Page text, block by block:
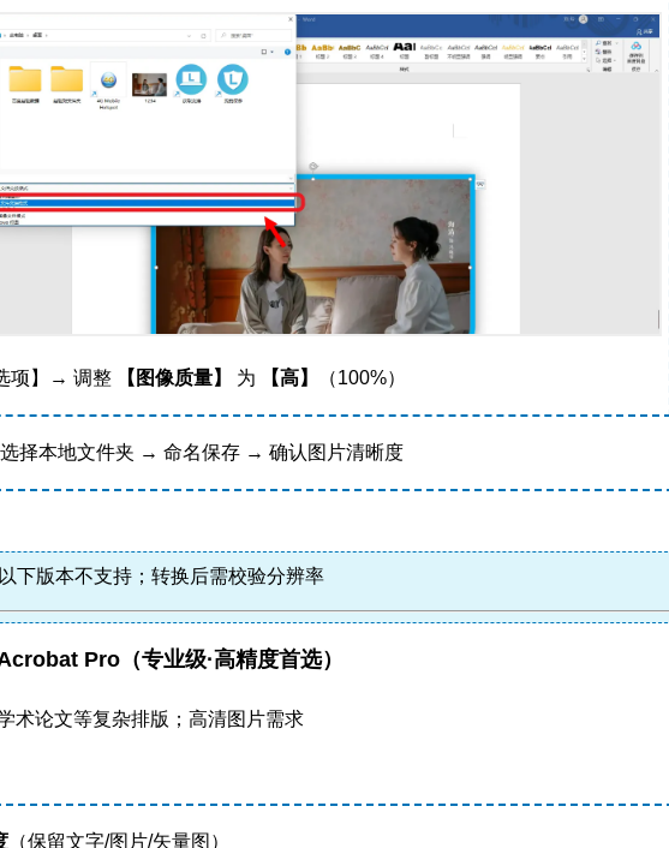
项】→ 调整 【图像质量】 为 【高】 （100%）
择本地文件夹 → 命名保存 → 确认图片清晰度
下版本不支持；转换后需校验分辨率
Pro（专业级·高精度首选）
术论文等复杂排版；高清图片需求
（保留文字/图片/矢量图）